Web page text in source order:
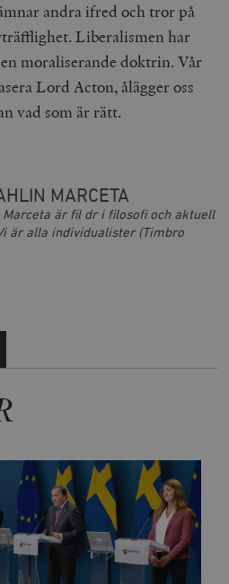
andra ifred och tror på
Liberalismen har
moraliserande doktrin. Vår
Lord Acton, ålägger oss
vad som är rätt.
MARCETA
Marceta är fil dr i filosofi och aktuell
är alla individualister (Timbro